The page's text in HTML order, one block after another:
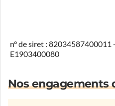
n° de siret : 82034587400011
E1903400080
Nos engagements